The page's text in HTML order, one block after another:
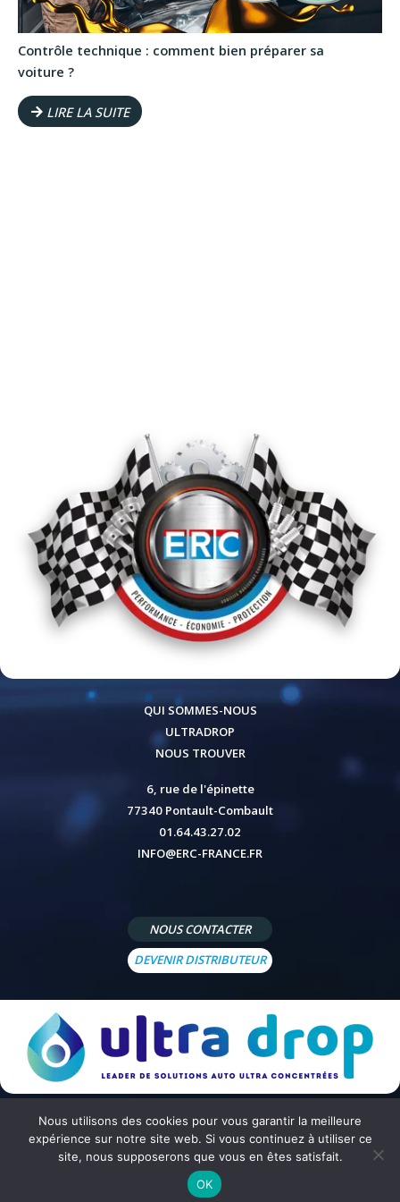
Contrôle technique : comment bien préparer sa
voiture ?
LIRE LA SUITE
QUI SOMMES-NOUS
ULTRADROP
NOUS TROUVER
6, rue de l'épinette
77340 Pontault-Combault
01.64.43.27.02
INFO@ERC-FRANCE.FR
NOUS CONTACTER
DEVENIR DISTRIBUTEUR
© 2026 - Site réalisé par Politique de confidentialité
générales de vente
Nous utilisons des cookies pour vous garantir la meilleure
expérience sur notre site web. Si vous continuez à utiliser ce
site, nous supposerons que vous en êtes satisfait.
OK